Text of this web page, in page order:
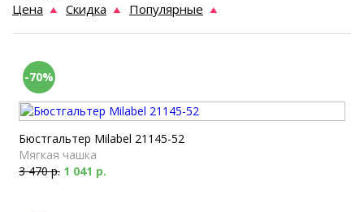
Цена Скидка Популярные
-70%
Бюстгальтер Milabel 21145-52
Мягкая чашка
3 470 р. 1 041 р.